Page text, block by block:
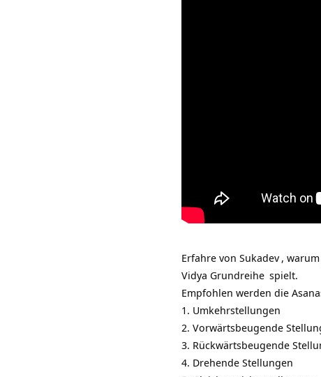
Erfahre von Sukadev ,
Vidya Grundreihe spielt.
Empfohlen werden die
1. Umkehrstellungen
2. Vorwärtsbeugende
3. Rückwärtsbeugende
4. Drehende Stellungen